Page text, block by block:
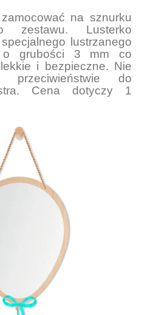
na sznurku
zestawu. Lusterko
lustrzanego
grubości 3 mm co
i bezpieczne. Nie
do
Cena dotyczy 1